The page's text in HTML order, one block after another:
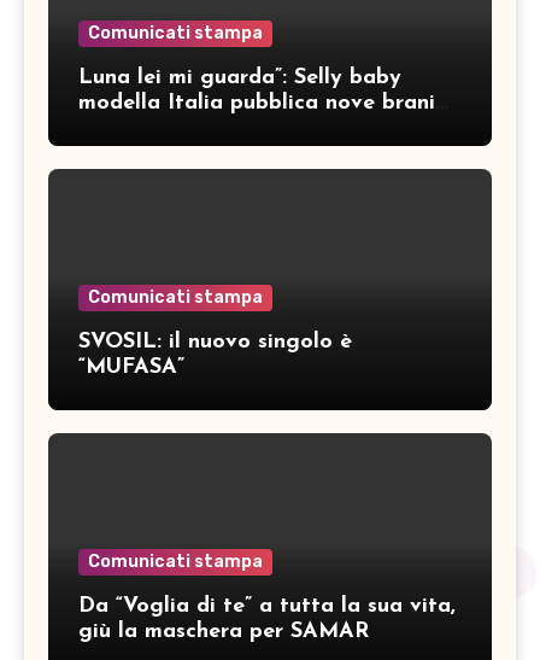
Comunicati stampa
Luna lei mi guarda”: Selly baby
modella Italia pubblica nove brani
Comunicati stampa
SVOSIL: il nuovo singolo è
“MUFASA”
Comunicati stampa
Da “Voglia di te” a tutta la sua vita,
giù la maschera per SAMAR